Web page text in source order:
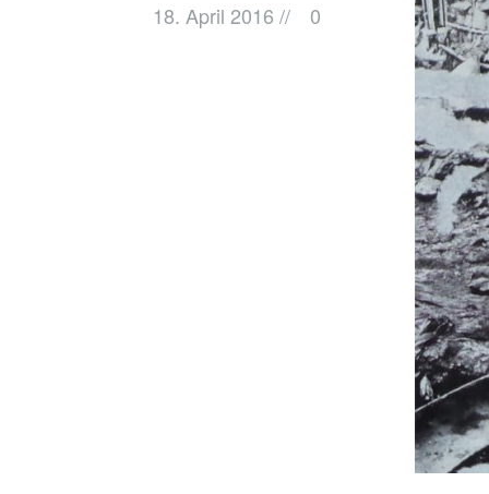
18. April 2016 // 0